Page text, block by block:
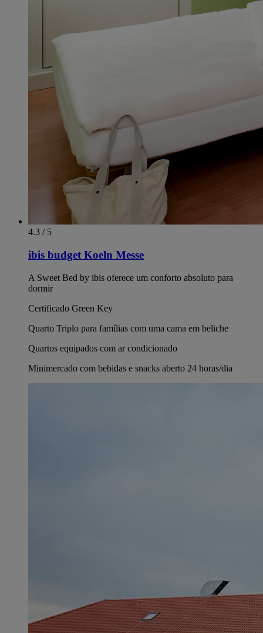
4.3 / 5
ibis budget Koeln Messe
A Sweet Bed by ibis oferece um conforto absoluto para
dormir
Certificado Green Key
Quarto Triplo para famílias com uma cama em beliche
Quartos equipados com ar condicionado
Minimercado com bebidas e snacks aberto 24 horas/dia